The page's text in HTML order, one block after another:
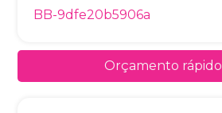
BB-9dfe20b5906a
Orçamento rápido